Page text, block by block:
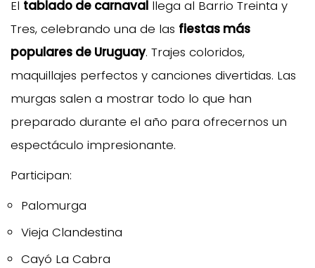
El tablado de carnaval llega al Barrio Treinta y
Tres, celebrando una de las fiestas más
populares de Uruguay. Trajes coloridos,
maquillajes perfectos y canciones divertidas. Las
murgas salen a mostrar todo lo que han
preparado durante el año para ofrecernos un
espectáculo impresionante.
Participan:
Palomurga
Vieja Clandestina
Cayó La Cabra